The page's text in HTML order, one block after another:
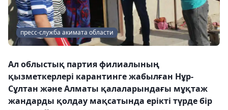
пресс-служба акимата области
Ал облыстық партия филиалының
қызметкерлері карантинге жабылған Нұр-
Сұлтан және Алматы қалаларындағы мұқтаж
жандарды қолдау мақсатында ерікті түрде бір